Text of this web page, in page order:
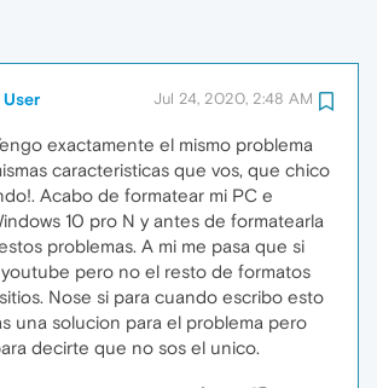
Jul 24, 2020, 2:48 AM
exactamente el mismo problema
caracteristicas que vos, que chico
Acabo de formatear mi PC e
10 pro N y antes de formatearla
problemas. A mi me pasa que si
pero no el resto de formatos
Nose si para cuando escribo esto
una solucion para el problema pero
decirte que no sos el unico.